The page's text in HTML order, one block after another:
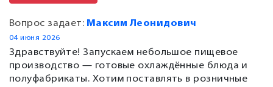
Вопрос задает: Максим Леонидович
04 июня 2026
Здравствуйте! Запускаем небольшое пищевое
производство — готовые охлаждённые блюда и
полуфабрикаты. Хотим поставлять в розничные